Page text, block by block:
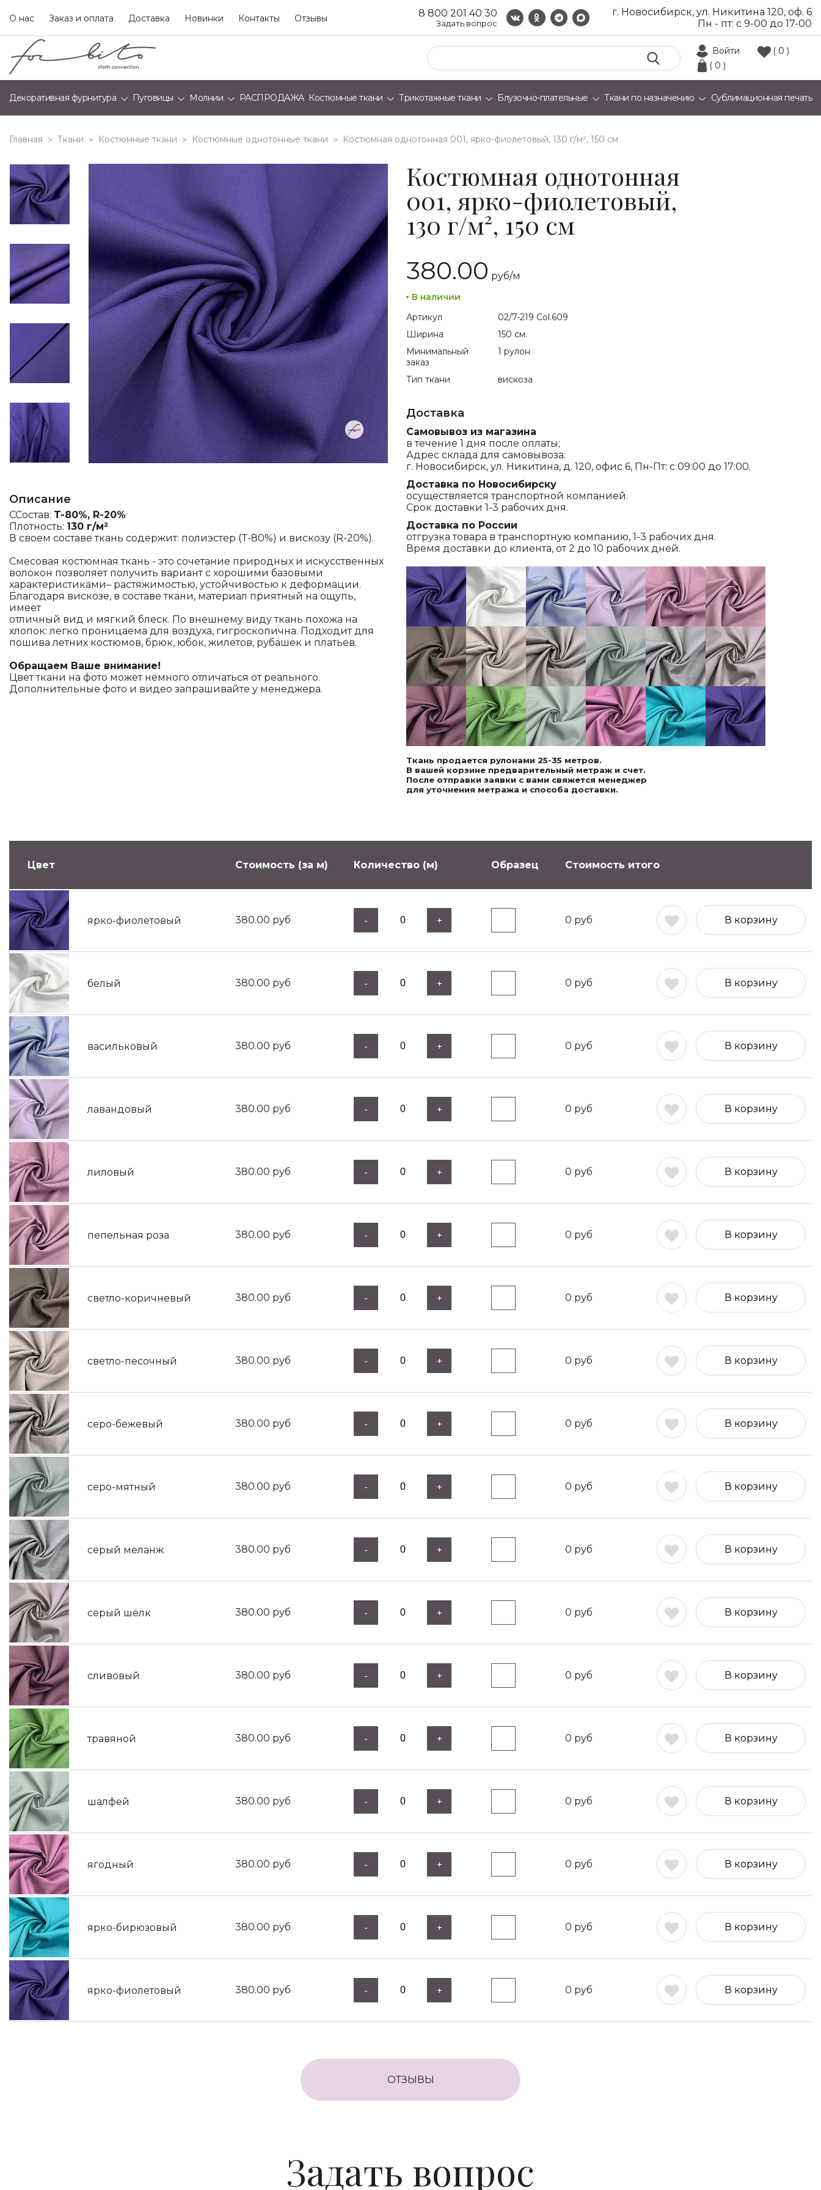
О нас Заказ и оплата Доставка Новинки Контакты Отзывы 8 800 201 40 30
Задать вопрос
г. Новосибирск, ул. Никитина 120, оф. 6
Пн - пт: с 9-00 до 17-00
Войти
( 0 )
( 0 )
Декоративная фурнитура Пуговицы Молнии РАСПРОДАЖА Костюмные ткани Трикотажные ткани Блузочно-плательные Ткани по назначению Сублимационная печать
Главная > Ткани > Костюмные ткани > Костюмные однотонные ткани > костюмная однотонная 001, ярко-фиолетовый, 130 г/м², 150 см
Описание
ССостав: T-80%, R-20%
Плотность: 130 г/м²
В своем составе ткань содержит: полиэстер (T-80%) и вискозу (R-20%).
Смесовая костюмная ткань - это сочетание природных и искусственных
волокон позволяет получить вариант с хорошими базовыми
характеристиками– растяжимостью, устойчивостью к деформации.
Благодаря вискозе, в составе ткани, материал приятный на ощупь,
имеет
отличный вид и мягкий блеск. По внешнему виду ткань похожа на
хлопок: легко проницаема для воздуха, гигроскопична. Подходит для
пошива летних костюмов, брюк, юбок, жилетов, рубашек и платьев.
Обращаем Ваше внимание!
Цвет ткани на фото может немного отличаться от реального.
Дополнительные фото и видео запрашивайте у менеджера.
Костюмная однотонная
001, ярко-фиолетовый,
130 г/м², 150 см
380.00 руб/м
В наличии
Артикул
02/7-219 Col.609
Ширина
150 см.
Минимальный
заказ
1 рулон
Тип ткани вискоза
Доставка
Самовывоз из магазина
в течение 1 дня после оплаты;
Адрес склада для самовывоза:
г. Новосибирск, ул. Никитина, д. 120, офис 6, Пн-Пт: с 09:00 до 17:00.
Доставка по Новосибирску
осуществляется транспортной компанией.
Срок доставки 1-3 рабочих дня.
Доставка по России
отгрузка товара в транспортную компанию, 1-3 рабочих дня.
Время доставки до клиента, от 2 до 10 рабочих дней.
Ткань продается рулонами 25-35 метров.
В вашей корзине предварительный метраж и счет.
После отправки заявки с вами свяжется менеджер
для уточнения метража и способа доставки.
Цвет Стоимость (за м) Количество (м) Образец Стоимость итого
ярко-фиолетовый 380.00 руб - + 0 руб В корзину
белый 380.00 руб - + 0 руб В корзину
васильковый 380.00 руб - + 0 руб В корзину
лавандовый 380.00 руб - + 0 руб В корзину
лиловый 380.00 руб - + 0 руб В корзину
пепельная роза 380.00 руб - + 0 руб В корзину
светло-коричневый 380.00 руб - + 0 руб В корзину
светло-песочный 380.00 руб - + 0 руб В корзину
серо-бежевый 380.00 руб - + 0 руб В корзину
серо-мятный 380.00 руб - + 0 руб В корзину
серый меланж 380.00 руб - + 0 руб В корзину
серый шёлк 380.00 руб - + 0 руб В корзину
сливовый 380.00 руб - + 0 руб В корзину
травяной 380.00 руб - + 0 руб В корзину
шалфей 380.00 руб - + 0 руб В корзину
ягодный 380.00 руб - + 0 руб В корзину
ярко-бирюзовый 380.00 руб - + 0 руб В корзину
ярко-фиолетовый 380.00 руб - + 0 руб В корзину
ОТЗЫВЫ
Задать вопрос